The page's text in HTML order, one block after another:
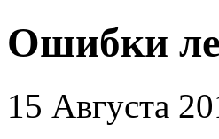
Ошибки
15 Августа